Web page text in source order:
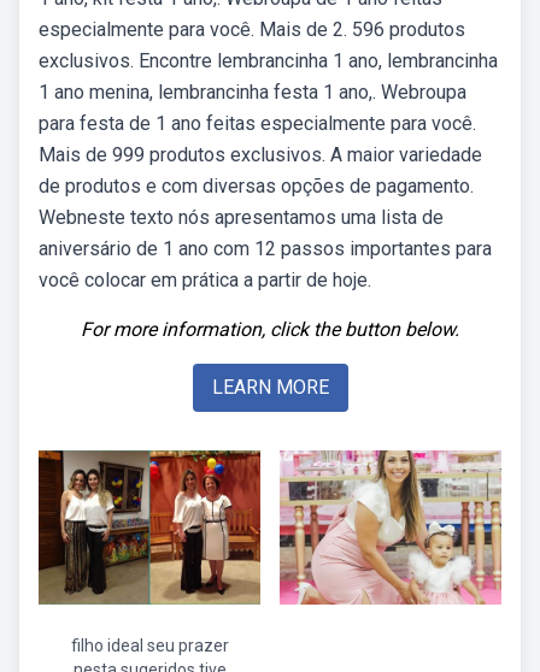
especialmente para você. Mais de 2. 596 produtos
exclusivos. Encontre lembrancinha 1 ano, lembrancinha
1 ano menina, lembrancinha festa 1 ano,. Webroupa
para festa de 1 ano feitas especialmente para você.
Mais de 999 produtos exclusivos. A maior variedade
de produtos e com diversas opções de pagamento.
Webneste texto nós apresentamos uma lista de
aniversário de 1 ano com 12 passos importantes para
você colocar em prática a partir de hoje.
For more information, click the button below.
LEARN MORE
filho ideal seu prazer